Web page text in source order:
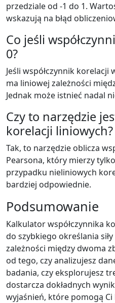
przedziale od -1 do 1.
wskazują na błąd
Co jeśli
0?
Jeśli współczynnik korelacji
ma liniowej zależności
Jednak może istnieć nadal
Czy to narzędzie
korelacji liniowych?
Tak, to narzędzie oblicza
Pearsona, który mierzy
przypadku nieliniowych
bardziej odpowiednie.
Podsumowanie
Kalkulator współczynnika
do szybkiego określania
zależności między dwoma
od tego, czy analizujesz
badania, czy eksplorujesz
dostarcza dokładnych
wyjaśnień, które pomogą